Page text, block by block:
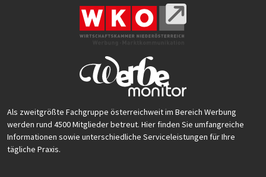
Als zweitgrößte Fachgruppe österreichweit im Bereich Werbung
werden rund 4500 Mitglieder betreut. Hier finden Sie umfangreiche
Informationen sowie unterschiedliche Serviceleistungen für Ihre
tägliche Praxis.